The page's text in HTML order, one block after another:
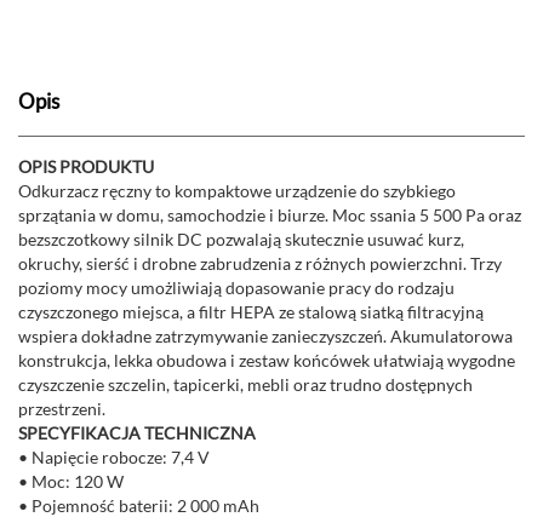
Opis
OPIS PRODUKTU
Odkurzacz ręczny to kompaktowe urządzenie do szybkiego
sprzątania w domu, samochodzie i biurze. Moc ssania 5 500 Pa oraz
bezszczotkowy silnik DC pozwalają skutecznie usuwać kurz,
okruchy, sierść i drobne zabrudzenia z różnych powierzchni. Trzy
poziomy mocy umożliwiają dopasowanie pracy do rodzaju
czyszczonego miejsca, a filtr HEPA ze stalową siatką filtracyjną
wspiera dokładne zatrzymywanie zanieczyszczeń. Akumulatorowa
konstrukcja, lekka obudowa i zestaw końcówek ułatwiają wygodne
czyszczenie szczelin, tapicerki, mebli oraz trudno dostępnych
przestrzeni.
SPECYFIKACJA TECHNICZNA
• Napięcie robocze: 7,4 V
• Moc: 120 W
• Pojemność baterii: 2 000 mAh